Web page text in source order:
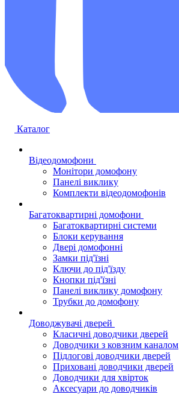
Каталог
Відеодомофони
Монітори домофону
Панелі виклику
Комплекти відеодомофонів
Багатоквартирні домофони
Багатоквартирні системи
Блоки керування
Двері домофонні
Замки під'їзні
Ключи до під'їзду
Кнопки під'їзні
Панелі виклику домофону
Трубки до домофону
Доводжувачі дверей
Класичні доводчики дверей
Доводчики з ковзним каналом
Підлогові доводчики дверей
Приховані доводчики дверей
Доводчики для хвірток
Аксесуари до доводчиків